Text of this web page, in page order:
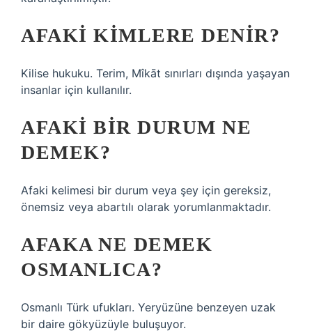
AFAKI KIMLERE DENIR?
Kilise hukuku. Terim, Mîkāt sınırları dışında yaşayan
insanlar için kullanılır.
AFAKI BIR DURUM NE
DEMEK?
Afaki kelimesi bir durum veya şey için gereksiz,
önemsiz veya abartılı olarak yorumlanmaktadır.
AFAKA NE DEMEK
OSMANLICA?
Osmanlı Türk ufukları. Yeryüzüne benzeyen uzak
bir daire gökyüzüyle buluşuyor.